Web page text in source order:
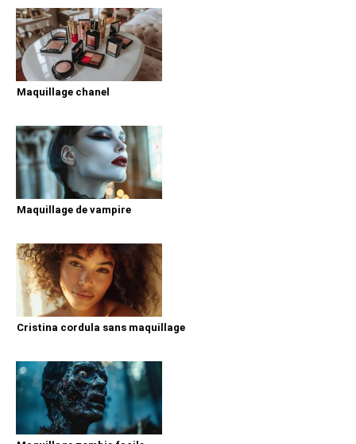
Maquillage chanel
Maquillage de vampire
Cristina cordula sans maquillage